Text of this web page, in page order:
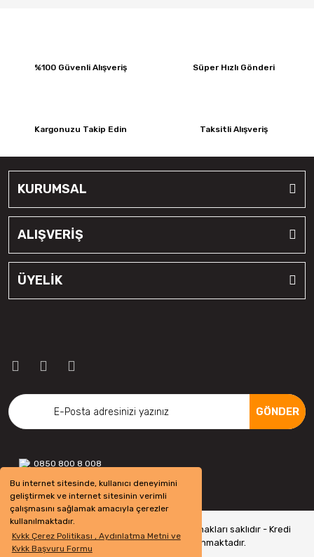
Bu internet sitesinde, kullanıcı deneyimini
geliştirmek ve internet sitesinin verimli
çalışmasını sağlamak amacıyla çerezler
kullanılmaktadır.
Kvkk Çerez Politikası , Aydınlatma Metni ve
Kvkk Başvuru Formu
%100 Güvenli Alışveriş Süper Hızlı Gönderi
Kargonuzu Takip Edin Taksitli Alışveriş
KURUMSAL
ALIŞVERİŞ
ÜYELİK
GÖNDER
0850 800 8 008
Copyright 2022 © - otolastikavm.com - Tüm hakları saklıdır - Kredi
kartı bilgileriniz 256bit SSL Sertifikası ile Korunmaktadır.